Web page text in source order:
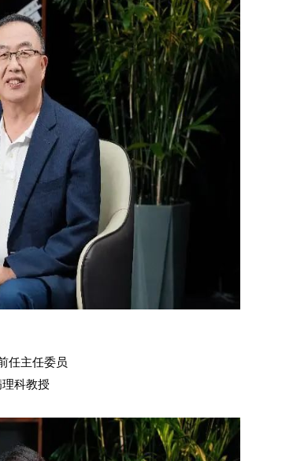
任主任委员
理科教授